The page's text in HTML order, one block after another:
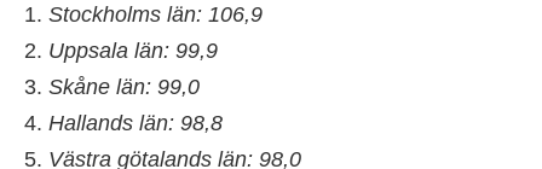
Stockholms län: 106,9
Uppsala län: 99,9
Skåne län: 99,0
Hallands län: 98,8
Västra götalands län: 98,0